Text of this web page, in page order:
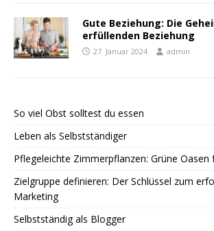
Gute Beziehung: Die
erfüllenden Beziehung
27. Januar 2024 admin
So viel Obst solltest du essen
Leben als Selbstständiger
Pflegeleichte Zimmerpflanzen: Grüne Oasen
Zielgruppe definieren: Der Schlüssel zum
Marketing
Selbstständig als Blogger